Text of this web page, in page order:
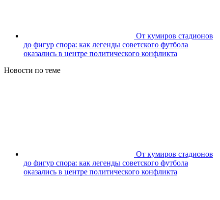
От кумиров стадионов
до фигур спора: как легенды советского футбола
оказались в центре политического конфликта
Новости по теме
От кумиров стадионов
до фигур спора: как легенды советского футбола
оказались в центре политического конфликта